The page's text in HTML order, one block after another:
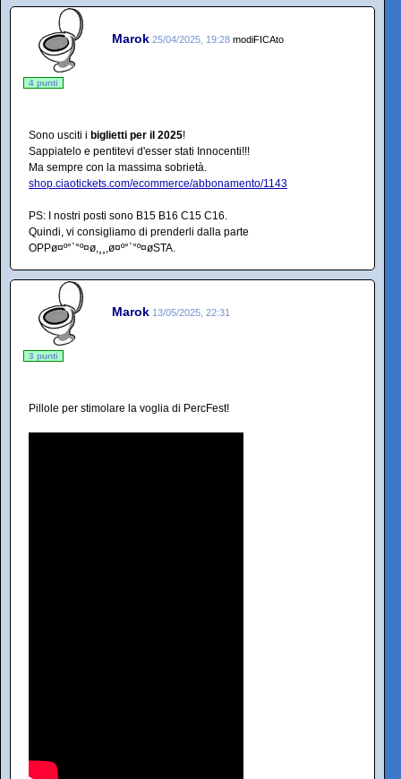
Marok 25/04/2025, 19:28 modiFICAto
4 punti
Sono usciti i biglietti per il 2025!
Sappiatelo e pentitevi d'esser stati Innocenti!!!
Ma sempre con la massima sobrietà.
shop.ciaotickets.com/ecommerce/abbonamento/1143
PS: I nostri posti sono B15 B16 C15 C16.
Quindi, vi consigliamo di prenderli dalla parte
OPPø¤º°`°º¤ø,¸¸,ø¤º°`°º¤øSTA.
Marok 13/05/2025, 22:31
3 punti
Pillole per stimolare la voglia di PercFest!